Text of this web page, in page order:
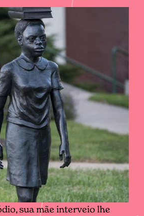
sua mãe interveio lhe